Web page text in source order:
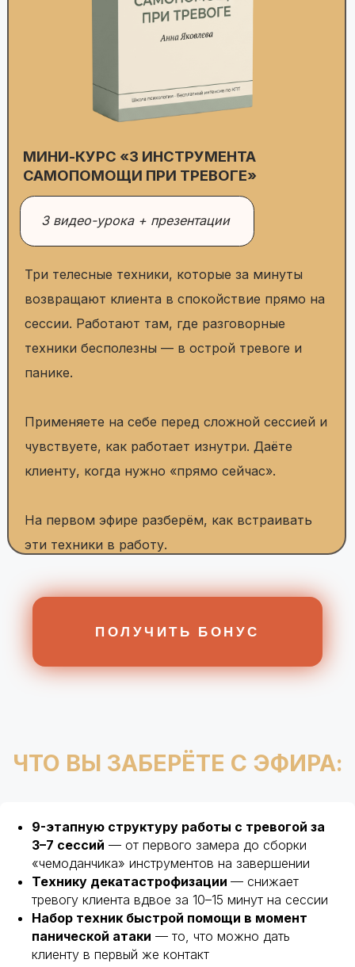
Три телесные техники, которые за минуты
возвращают клиента в спокойствие прямо на
техники бесполезны — в острой тревоге и
панике.
Применяете на себе перед сложной сессией и
чувствуете, как работает изнутри. Даёте
На первом эфире разберём, как встраивать
эти техники в работу.
3 видео-урока + презентации
ЧТО ВЫ ЗАБЕРЁТЕ С ЭФИРА:
9-этапную структуру работы с тревогой за
3–7 сессий — от первого замера до сборки
«чемоданчика» инструментов на завершении
Технику декатастрофизации — снижает
тревогу клиента вдвое за 10–15 минут на сессии
Набор техник быстрой помощи в момент
панической атаки — то, что можно дать
клиенту в первый же контакт
Итого: вы получите 3 пошаговых
алгоритма и рабочие техники
под конкретные запросы, с которыми